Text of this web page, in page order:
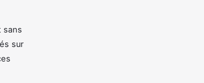
sans
sur